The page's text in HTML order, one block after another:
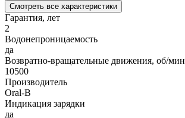
Смотреть все характеристики
Гарантия, лет
2
Водонепроницаемость
да
Возвратно-вращательные движения, об/мин
10500
Производитель
Oral-B
Индикация зарядки
да